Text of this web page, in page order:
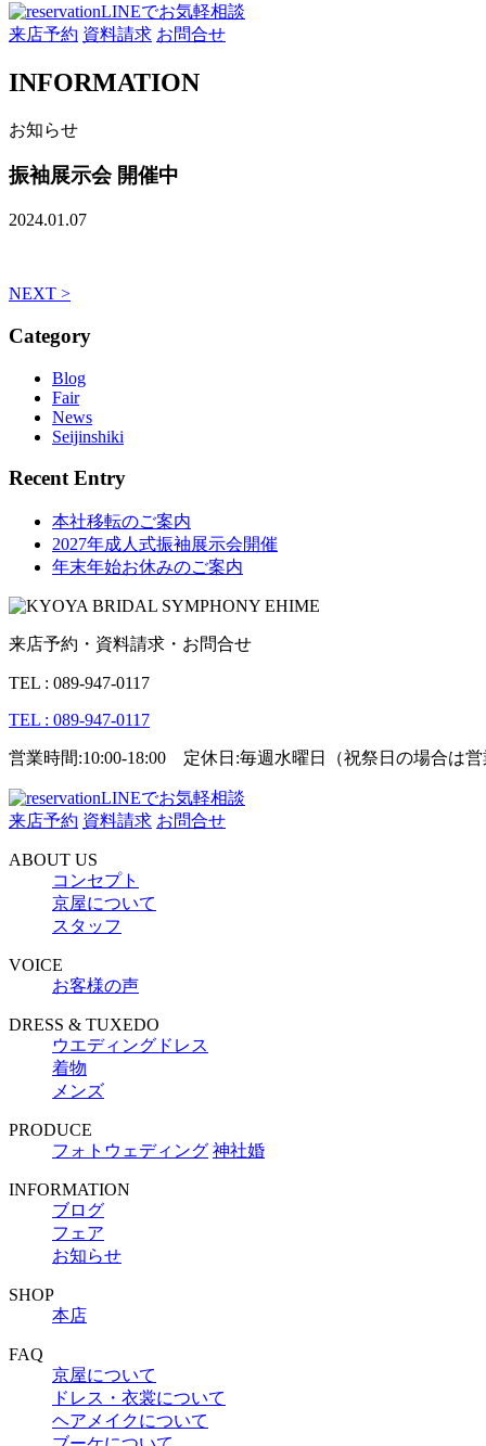
LINEでお気軽相談
来店予約 資料請求 お問合せ
INFORMATION
お知らせ
振袖展示会 開催中
2024.01.07
NEXT >
Category
Blog
Fair
News
Seijinshiki
Recent Entry
本社移転のご案内
2027年成人式振袖展示会開催
年末年始お休みのご案内
来店予約・資料請求・お問合せ
TEL : 089-947-0117
TEL : 089-947-0117
営業時間:10:00-18:00 定休日:毎週水曜日（祝祭日の場合は営
LINEでお気軽相談
来店予約 資料請求 お問合せ
ABOUT US
コンセプト
京屋について
スタッフ
VOICE
お客様の声
DRESS & TUXEDO
ウエディングドレス
着物
メンズ
PRODUCE
フォトウェディング 神社婚
INFORMATION
ブログ
フェア
お知らせ
SHOP
本店
FAQ
京屋について
ドレス・衣裳について
ヘアメイクについて